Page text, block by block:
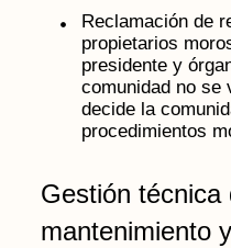
Reclamación de
propietarios
presidente y
comunidad no se
decide la
procedimientos
Gestión técnica
mantenimiento